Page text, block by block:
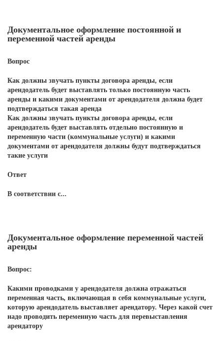
Документальное оформление постоянной и
переменной частей аренды
Вопрос
Как должны звучать пункты договора аренды, если
арендодатель будет выставлять только постоянную часть
аренды и какими документами от арендодателя должна будет
подтверждаться такая аренда
Как должны звучать пункты договора аренды, если
арендодатель будет выставлять отдельно постоянную и
переменную части (коммунальные услуги) и какими
документами от арендодателя должны будут подтверждаться
такие услуги
Ответ
В соответствии с...
Документальное оформление переменной частей
аренды
Вопрос:
Какими проводками у арендодателя должна отражаться
переменная часть, включающая в себя коммунальные услуги,
которую арендодатель выставляет арендатору. Через какой счет
надо проводить переменную часть для перевыставления
арендатору